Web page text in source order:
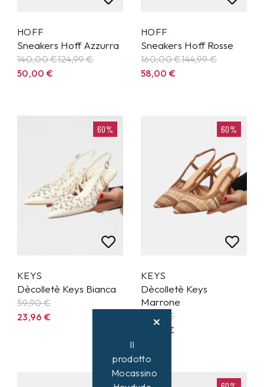
HOFF
Sneakers Hoff Azzurra
140,00 €124,99€
50,00€
HOFF
Sneakers Hoff Rosse
160,00 €144,99€
58,00€
60%
KEYS
Dècolletè Keys Bianca
59,90€
23,96€
60%
KEYS
Dècolletè Keys
Marrone
€
€
Il
prodotto
Mocassino